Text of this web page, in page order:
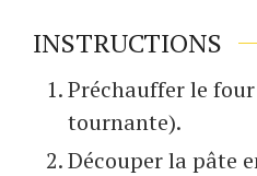
INSTRUCTIONS
Préchauffer le
tournante).
Découper la pâte